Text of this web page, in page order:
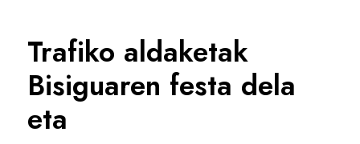
Trafiko aldaketak
Bisiguaren festa dela
eta